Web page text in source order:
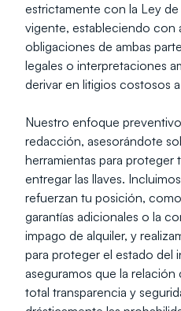
estrictamente con la Ley
vigente, estableciendo con
obligaciones de ambas
legales o interpretaciones
derivar en litigios costosos
Nuestro enfoque
redacción, asesorándote
herramientas para proteger
entregar las llaves.
refuerzan tu posición,
garantías adicionales o la
impago de alquiler, y
para proteger el estado del
aseguramos que la
total transparencia y